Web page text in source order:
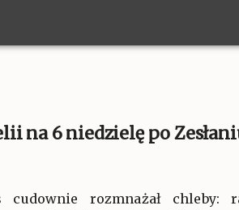
na 6 niedzielę po
cudownie rozmnażał chleby: